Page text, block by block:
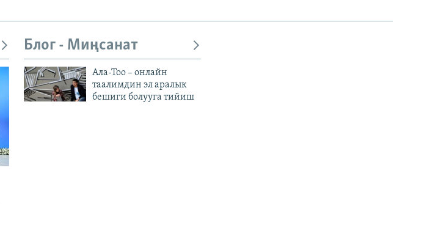
Блог - Миңсанат
Ала-Тоо – онлайн
таалимдин эл аралык
бешиги болууга тийиш